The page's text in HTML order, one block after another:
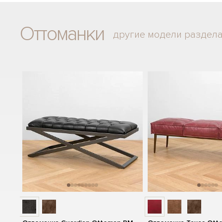
Оттоманки другие модели